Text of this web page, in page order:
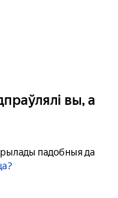
вы, а
падобныя да